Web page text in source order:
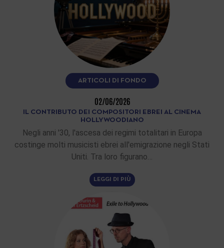
ARTICOLI DI FONDO
02/06/2026
IL CONTRIBUTO DEI COMPOSITORI EBREI AL CINEMA
HOLLYWOODIANO
Negli anni '30, l'ascesa dei regimi totalitari in Europa
costinge molti musicisti ebrei all'emigrazione negli Stati
Uniti. Tra loro figurano…
LEGGI DI PIÙ